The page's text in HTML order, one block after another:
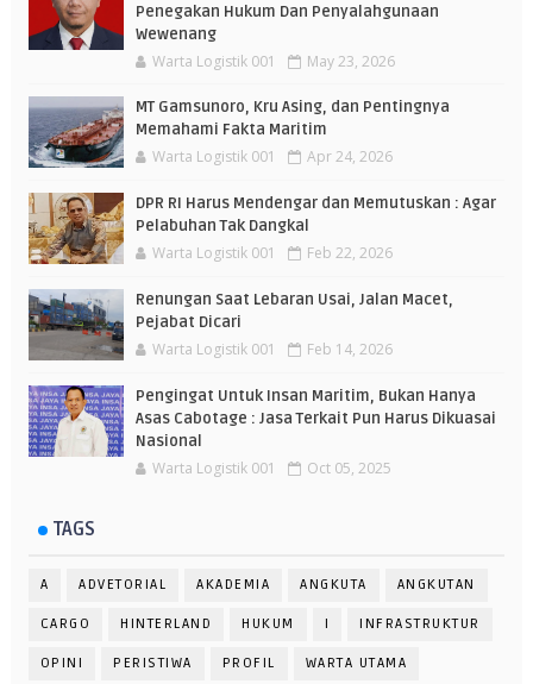
Penegakan Hukum Dan Penyalahgunaan
Wewenang
Warta Logistik 001 May 23, 2026
MT Gamsunoro, Kru Asing, dan Pentingnya
Memahami Fakta Maritim
Warta Logistik 001 Apr 24, 2026
DPR RI Harus Mendengar dan Memutuskan : Agar
Pelabuhan Tak Dangkal
Warta Logistik 001 Feb 22, 2026
Renungan Saat Lebaran Usai, Jalan Macet,
Pejabat Dicari
Warta Logistik 001 Feb 14, 2026
Pengingat Untuk Insan Maritim, Bukan Hanya
Asas Cabotage : Jasa Terkait Pun Harus Dikuasai
Nasional
Warta Logistik 001 Oct 05, 2025
TAGS
A ADVETORIAL AKADEMIA ANGKUTA ANGKUTAN
CARGO HINTERLAND HUKUM I INFRASTRUKTUR
OPINI PERISTIWA PROFIL WARTA UTAMA